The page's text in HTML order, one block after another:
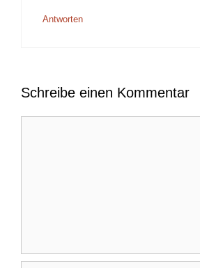
Antworten
Schreibe einen Kommentar